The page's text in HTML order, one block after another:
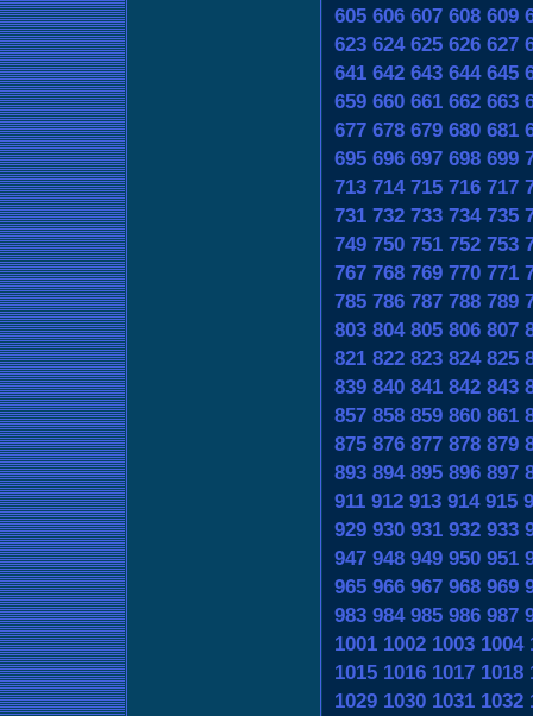
605 606 607 608 609
623 624 625 626 627
641 642 643 644 645
659 660 661 662 663
677 678 679 680 681
695 696 697 698 699
713 714 715 716 717
731 732 733 734 735
749 750 751 752 753
767 768 769 770 771
785 786 787 788 789
803 804 805 806 807
821 822 823 824 825
839 840 841 842 843
857 858 859 860 861
875 876 877 878 879
893 894 895 896 897
911 912 913 914 915
929 930 931 932 933
947 948 949 950 951
965 966 967 968 969
983 984 985 986 987
1001 1002 1003 1004
1015 1016 1017 1018
1029 1030 1031 1032